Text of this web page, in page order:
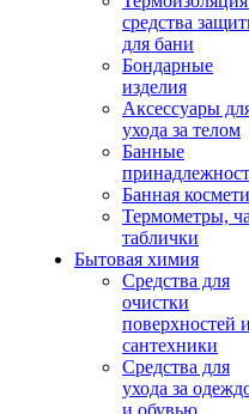
средства
для бани
Бондарные
изделия
Аксеcсуары
ухода за телом
Банные
Банная
Термометры,
таблички
Бытовая химия
Средства для
очистки
поверхностей
сантехники
Средства для
ухода за
и обувью